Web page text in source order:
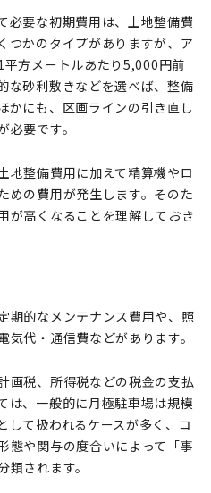
必要な初期費用は、土地整備費
つかのタイプがありますが、ア
方メートルあたり5,000円前
な砂利敷きなどを選べば、整備
かにも、区画ラインの引き直し
要です。
地整備費用に加えて精算機やロ
めの費用が発生します。そのた
が高くなることを理解しておき
期的なメンテナンス費用や、照
代・通信費などがあります。
画税、所得税などの税金の支払
は、一般的に月極駐車場は規模
して扱われるケースが多く、コ
態や関与の度合いによって「事
されます。